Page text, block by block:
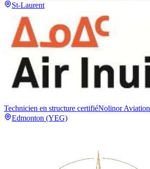
St-Laurent
Technicien en structure certifiéNolinor Aviation
Edmonton (YEG)